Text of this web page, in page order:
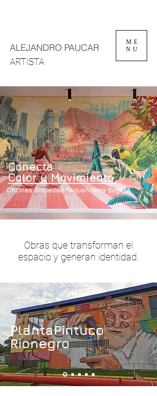
ME
NU
ALEJANDRO PAUCAR
ARTISTA
Conecta
Color y Movimiento
Oficinas Sociedad Tequendama Bogotá
Obras que transforman el
espacio y generan identidad.
PlantaPintuco
Rionegro